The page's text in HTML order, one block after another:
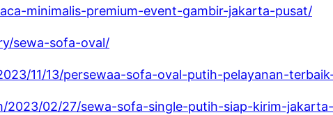
minimalis-premium-event-gambir-jakarta-pusat/
sewa-sofa-oval/
11/13/persewaa-sofa-oval-putih-pelayanan-
2023/02/27/sewa-sofa-single-putih-siap-kirim-